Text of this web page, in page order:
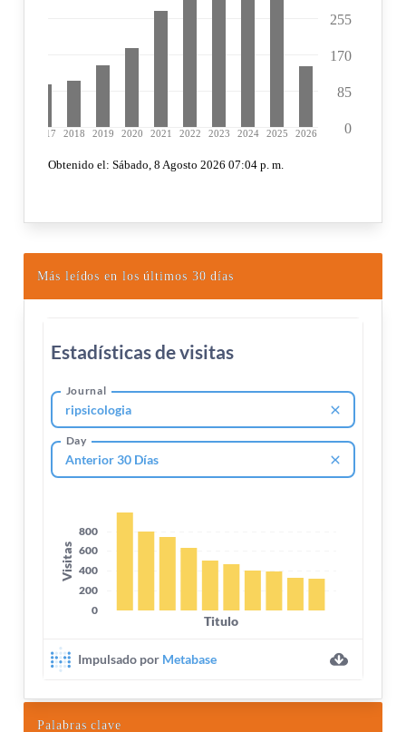
Más leídos en los últimos 30 días
Palabras clave